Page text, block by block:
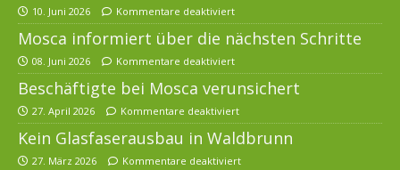
10. Juni 2026 Kommentare deaktiviert
Mosca informiert über die nächsten Schritte
08. Juni 2026 Kommentare deaktiviert
Beschäftigte bei Mosca verunsichert
27. April 2026 Kommentare deaktiviert
Kein Glasfaserausbau in Waldbrunn
27. März 2026 Kommentare deaktiviert